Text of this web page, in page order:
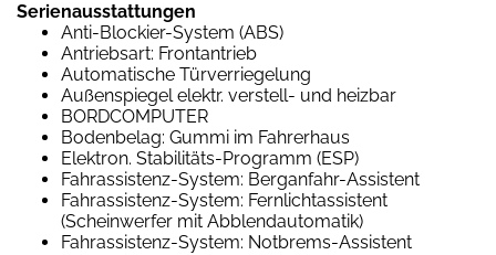
Serienausstattungen
Anti-Blockier-System (ABS)
Antriebsart: Frontantrieb
Automatische Türverriegelung
Außenspiegel elektr. verstell- und heizbar
BORDCOMPUTER
Bodenbelag: Gummi im Fahrerhaus
Elektron. Stabilitäts-Programm (ESP)
Fahrassistenz-System: Berganfahr-Assistent
Fahrassistenz-System: Fernlichtassistent
(Scheinwerfer mit Abblendautomatik)
Fahrassistenz-System: Notbrems-Assistent